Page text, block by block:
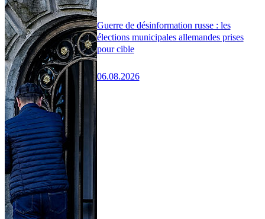
Guerre de désinformation russe : les
élections municipales allemandes prises
pour cible
06.08.2026